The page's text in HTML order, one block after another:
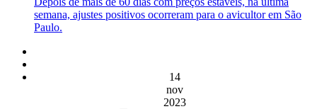
semana, ajustes positivos ocorreram para o avicultor em São
Paulo.
14
nov
2023